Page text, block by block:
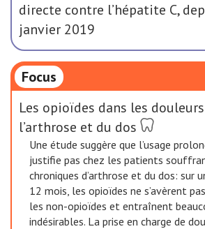
directe contre l’hépatite C,
janvier 2019
Focus
Les opioïdes dans les
l’arthrose et du dos
Une étude suggère que l’usage
justifie pas chez les patients
chroniques d’arthrose et du dos: sur
12 mois, les opioïdes ne s’avèrent
les non-opioïdes et entraînent
indésirables. La prise en charge de